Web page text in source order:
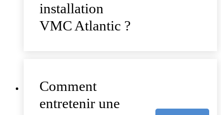
installation
VMC Atlantic ?
Comment
entretenir une